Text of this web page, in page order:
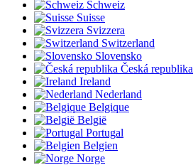
Schweiz
Suisse
Svizzera
Switzerland
Slovensko
Česká republika
Ireland
Nederland
Belgique
België
Portugal
Belgien
Norge